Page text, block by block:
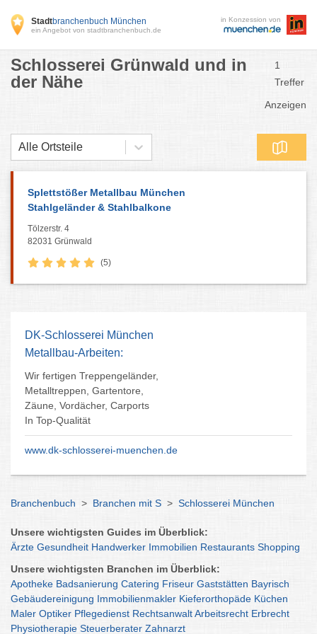
Stadtbranchenbuch München
ein Angebot von stadtbranchenbuch.de
in Konzession von
Schlosserei Grünwald und in
der Nähe
1
Treffer
Anzeigen
Alle Ortsteile
Splettstößer Metallbau München
Stahlgeländer & Stahlbalkone
Tölzerstr. 4
82031 Grünwald
(5)
DK-Schlosserei München
Metallbau-Arbeiten:
Wir fertigen Treppengeländer,
Metalltreppen, Gartentore,
Zäune, Vordächer, Carports
In Top-Qualität
www.dk-schlosserei-muenchen.de
Branchenbuch > Branchen mit S > Schlosserei München
Unsere wichtigsten Guides im Überblick:
Ärzte Gesundheit Handwerker Immobilien Restaurants Shopping
Unsere wichtigsten Branchen im Überblick:
Apotheke Badsanierung Catering Friseur Gaststätten Bayrisch
Gebäudereinigung Immobilienmakler Kieferorthopäde Küchen
Maler Optiker Pflegedienst RechtsanwaltArbeitsrecht Erbrecht
Physiotherapie Steuerberater Zahnarzt